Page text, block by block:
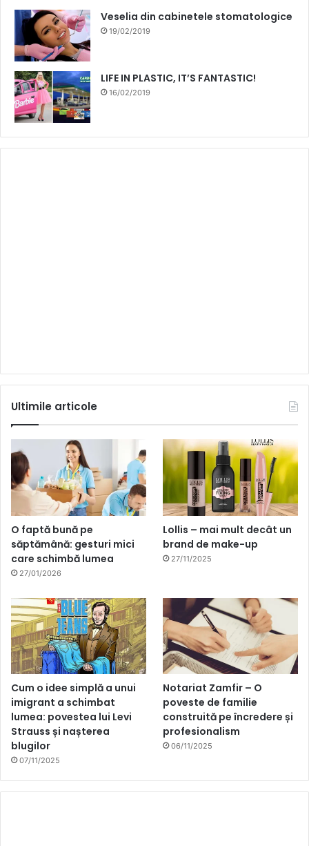
Veselia din cabinetele stomatologice
19/02/2019
LIFE IN PLASTIC, IT’S FANTASTIC!
16/02/2019
Ultimile articole
O faptă bună pe
săptămână: gesturi mici
care schimbă lumea
27/01/2026
Lollis – mai mult decât un
brand de make-up
27/11/2025
Cum o idee simplă a unui
imigrant a schimbat
lumea: povestea lui Levi
Strauss și nașterea
blugilor
07/11/2025
Notariat Zamfir – O
poveste de familie
construită pe încredere și
profesionalism
06/11/2025